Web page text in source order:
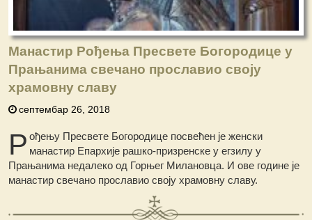
Манастир Рођења Пресвете Богородице у
Прањанима свечано прославио своју
храмовну славу
септембар 26, 2018
Р ођењу Пресвете Богородице посвећен је женски
манастир Епархије рашко-призренске у егзилу у
Прањанима недалеко од Горњег Милановца. И ове године је
манастир свечано прославио своју храмовну славу.